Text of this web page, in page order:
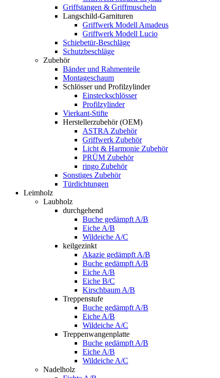
Griffstangen & Griffmuscheln
Langschild-Garnituren
Griffwerk Modell Amadeus
Griffwerk Modell Lucio
Schiebetür-Beschläge
Schutzbeschläge
Zubehör
Bänder und Rahmenteile
Montageschaum
Schlösser und Profilzylinder
Einsteckschlösser
Profilzylinder
Vierkant-Stifte
Herstellerzubehör (OEM)
ASTRA Zubehör
Griffwerk Zubehör
Licht & Harmonie Zubehör
PRÜM Zubehör
ringo Zubehör
Sonstiges Zubehör
Türdichtungen
Leimholz
Laubholz
durchgehend
Buche gedämpft A/B
Eiche A/B
Wildeiche A/C
keilgezinkt
Akazie gedämpft A/B
Buche gedämpft A/B
Eiche A/B
Eiche B/C
Kirschbaum A/B
Treppenstufe
Buche gedämpft A/B
Eiche A/B
Wildeiche A/C
Treppenwangenplatte
Buche gedämpft A/B
Eiche A/B
Wildeiche A/C
Nadelholz